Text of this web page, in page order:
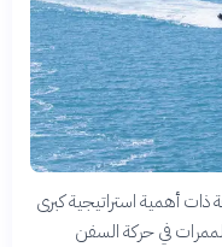
ذات أهمية استراتيجية كبرى
في حركة السفن